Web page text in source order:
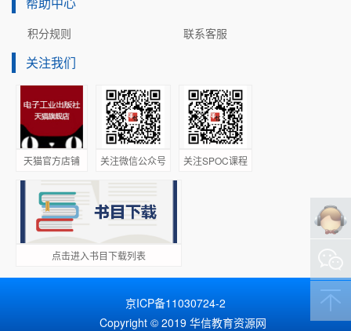
积分规则 联系客服
关注我们
天猫官方店铺 关注微信公众号 关注SPOC课程
点击进入书目下载列表
京ICP备11030724-2
Copyright © 2019 华信教育资源网